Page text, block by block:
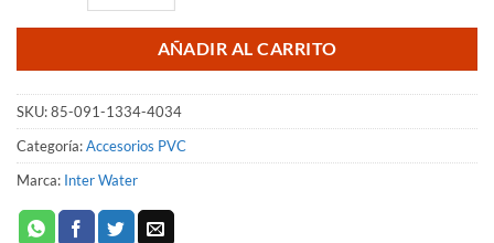
AÑADIR AL CARRITO
SKU:85-091-1334-4034
Categoría:Accesorios PVC
Marca: Inter Water